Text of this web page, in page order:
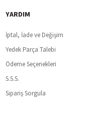
ödeme ile bilgileriniz güvende
YARDIM
İptal, İade ve Değişim
Yedek Parça Talebi
Ödeme Seçenekleri
S.S.S.
Sipariş Sorgula